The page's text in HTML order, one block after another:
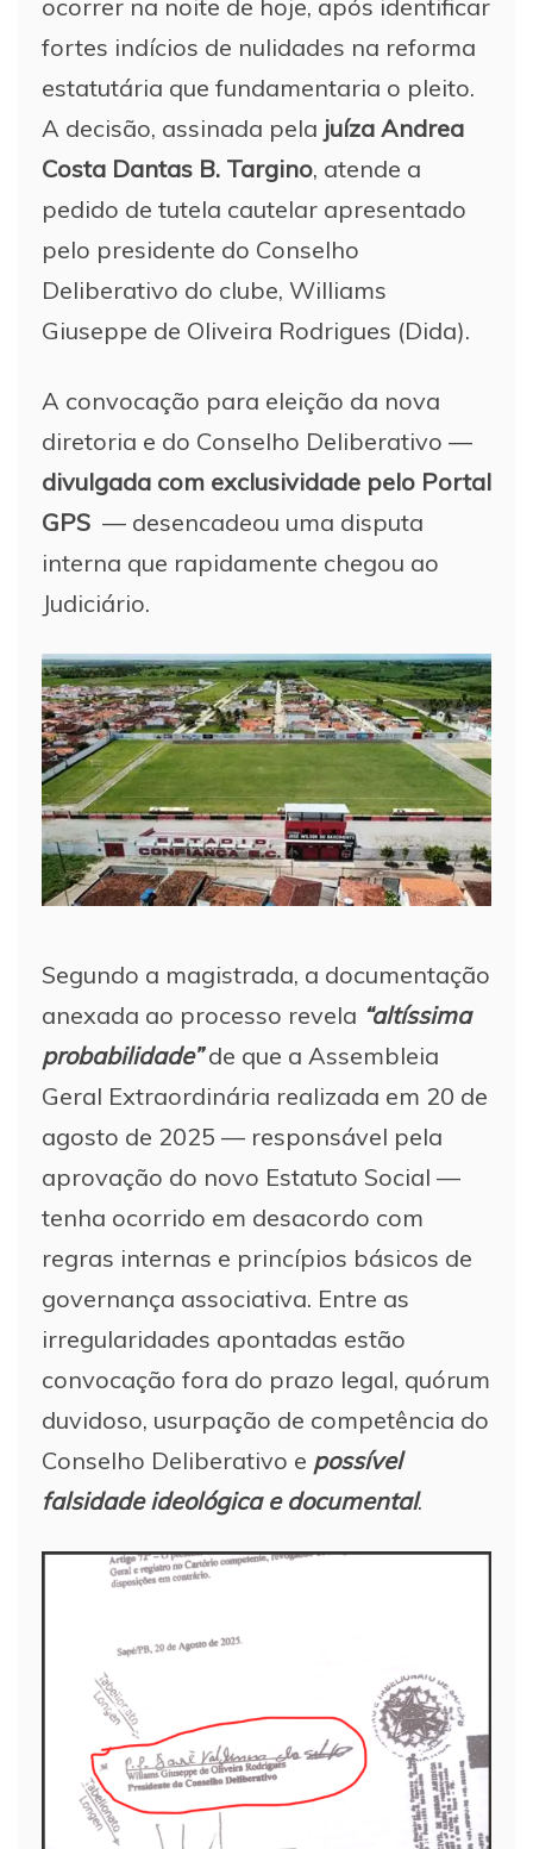
ocorrer na noite de hoje, após identificar
fortes indícios de nulidades na reforma
estatutária que fundamentaria o pleito.
A decisão, assinada pela juíza Andrea
Costa Dantas B. Targino, atende a
pedido de tutela cautelar apresentado
pelo presidente do Conselho
Deliberativo do clube, Williams
Giuseppe de Oliveira Rodrigues (Dida).
A convocação para eleição da nova
diretoria e do Conselho Deliberativo —
divulgada com exclusividade pelo Portal
GPS — desencadeou uma disputa
interna que rapidamente chegou ao
Judiciário.
Segundo a magistrada, a documentação
anexada ao processo revela “altíssima
probabilidade”de que a Assembleia
Geral Extraordinária realizada em 20 de
agosto de 2025 — responsável pela
aprovação do novo Estatuto Social —
tenha ocorrido em desacordo com
regras internas e princípios básicos de
governança associativa. Entre as
irregularidades apontadas estão
convocação fora do prazo legal, quórum
duvidoso, usurpação de competência do
Conselho Deliberativo e possível
falsidade ideológica e documental.